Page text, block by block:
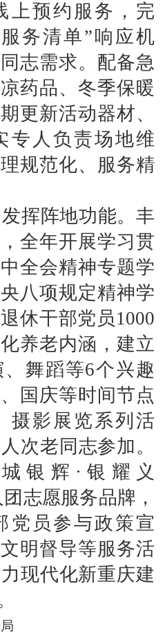
上预约服务，完
务清单”响应机
志需求。配备急
药品、冬季保暖
更新活动器材、
专人负责场地维
规范化、服务精
挥阵地功能。丰
全年开展学习贯
全会精神专题学
八项规定精神学
休干部党员 1000
养老内涵，建立
舞蹈等6个兴趣
国庆等时间节点
摄影展览系列活
次老同志参加。
银辉·银耀义
志愿服务品牌，
党员参与政策宣
明督导等服务活
现代化新重庆建